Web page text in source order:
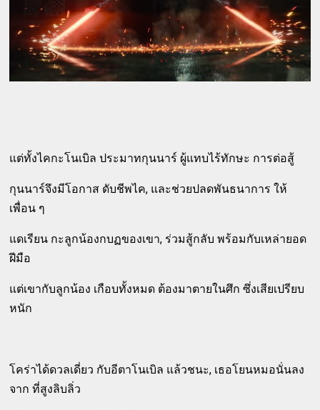
แต่ทั้งไคกะโนเบิล ประมาทกุนนาร์ ผู้แทบไร้ทักษะ การต่อสู้
กุนนาร์จึงมีโอกาส ดับชีพไค, และช่วยปลดพันธนาการ ให้
เพื่อน ๆ
แดเรียน กะลูกน้องกบฏของเขา, ร่วมสู้กลับ พร้อมกับเหล่ายอด
ฝีมือ
แต่เขากับลูกน้อง เกือบทั้งหมด ต้องมาตายในศึก ซึ่งเสียเปรียบ
หนัก
โคร่าได้ดวลเดี่ยว กับอีตาโนเบิล แล้วชนะ, เธอโยนหมอนั่นลง
จาก ที่สูงลิบลิ่ว